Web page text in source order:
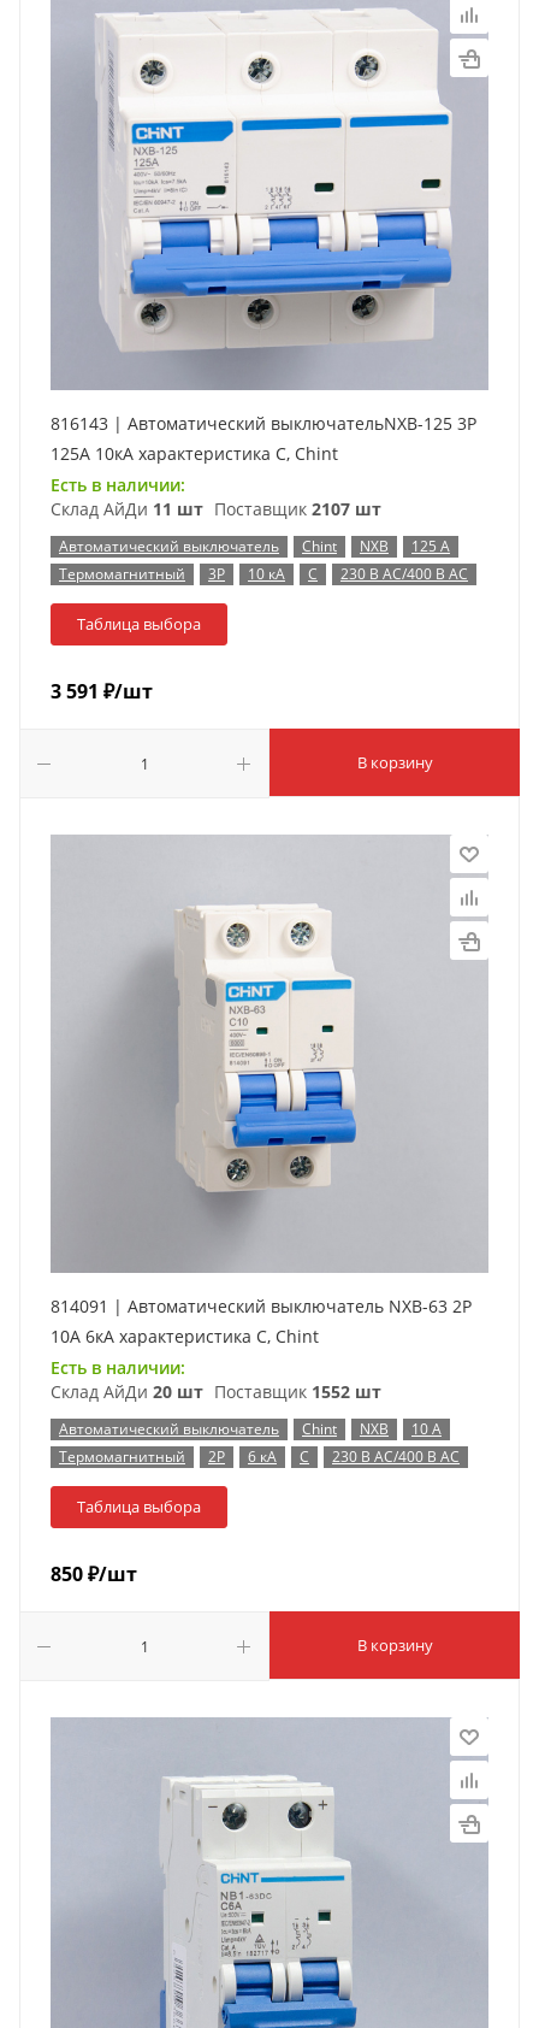
816143 | Автоматический выключательNXB-125 3P
125А 10кА характеристика C, Chint
Есть в наличии:
Склад АйДи 11 шт Поставщик 2107 шт
Автоматический выключатель Chint NXB
125 А
Термомагнитный
3P 10 кА C 230 В AC/400 В AC
Таблица выбора
3 591 ₽/шт
В корзину
814091 | Автоматический выключатель NXB-63 2P
10А 6кА характеристика C, Chint
Есть в наличии:
Склад АйДи 20 шт Поставщик 1552 шт
Автоматический выключатель Chint NXB
10 А
Термомагнитный
2P 6 кА C 230 В AC/400 В AC
Таблица выбора
850₽/шт
В корзину